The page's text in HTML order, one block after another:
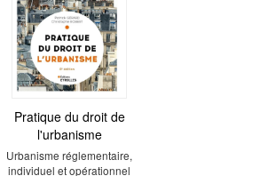
Pratique du droit de
l'urbanisme
Urbanisme réglementaire,
individuel et opérationnel